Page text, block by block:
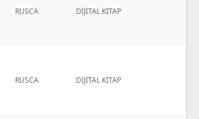
RUSCA DİJİTAL KİTAP
RUSCA DİJİTAL KİTAP